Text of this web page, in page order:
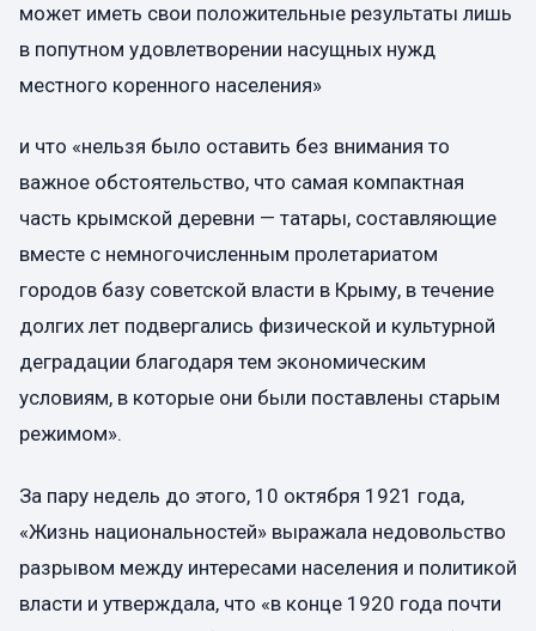
может иметь свои положительные результаты лишь
в попутном удовлетворении насущных нужд
местного коренного населения»
и что «нельзя было оставить без внимания то
важное обстоятельство, что самая компактная
часть крымской деревни — татары, составляющие
вместе с немногочисленным пролетариатом
городов базу советской власти в Крыму, в течение
долгих лет подвергались физической и культурной
деградации благодаря тем экономическим
условиям, в которые они были поставлены старым
режимом».
За пару недель до этого, 10 октября 1921 года,
«Жизнь национальностей» выражала недовольство
разрывом между интересами населения и политикой
власти и утверждала, что «в конце 1920 года почти